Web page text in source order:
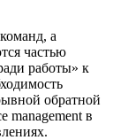
а
частью
работы» к
обратной
management в